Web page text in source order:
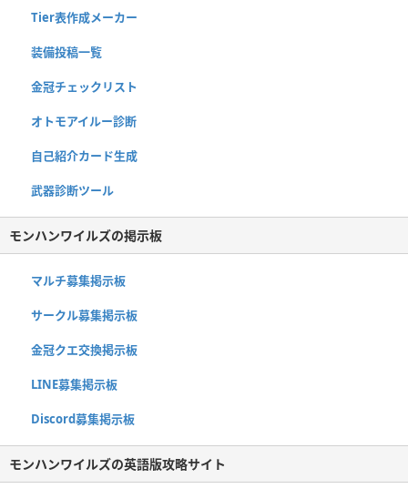
Tier表作成メーカー
装備投稿一覧
金冠チェックリスト
オトモアイルー診断
自己紹介カード生成
武器診断ツール
モンハンワイルズの掲示板
マルチ募集掲示板
サークル募集掲示板
金冠クエ交換掲示板
LINE募集掲示板
Discord募集掲示板
モンハンワイルズの英語版攻略サイト